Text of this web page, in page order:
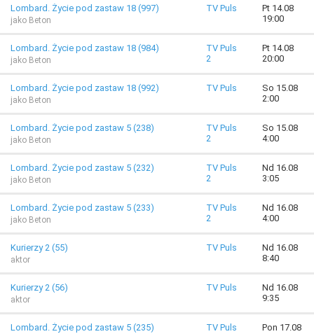
Lombard. Życie pod zastaw 18 (997)
jako Beton
TV Puls
Pt 14.08
19:00
Lombard. Życie pod zastaw 18 (984)
jako Beton
TV Puls
2
Pt 14.08
20:00
Lombard. Życie pod zastaw 18 (992)
jako Beton
TV Puls
So 15.08
2:00
Lombard. Życie pod zastaw 5 (238)
jako Beton
TV Puls
2
So 15.08
4:00
Lombard. Życie pod zastaw 5 (232)
jako Beton
TV Puls
2
Nd 16.08
3:05
Lombard. Życie pod zastaw 5 (233)
jako Beton
TV Puls
2
Nd 16.08
4:00
Kurierzy 2 (55)
aktor
TV Puls
Nd 16.08
8:40
Kurierzy 2 (56)
aktor
TV Puls
Nd 16.08
9:35
Lombard. Życie pod zastaw 5 (235)
TV Puls
Pon 17.08